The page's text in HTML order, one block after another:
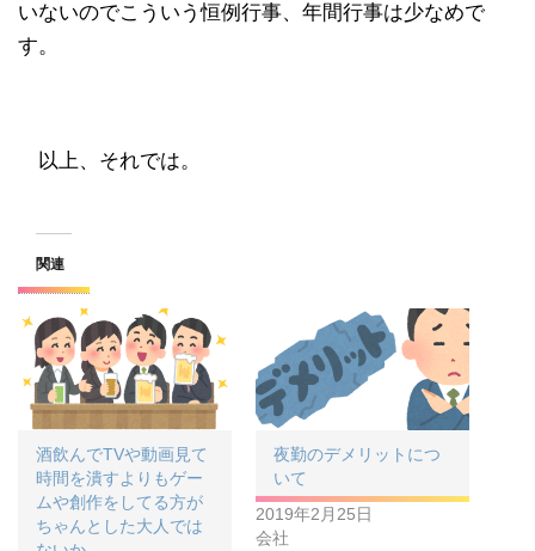
いないのでこういう恒例行事、年間行事は少なめで
す。
以上、それでは。
関連
酒飲んでTVや動画見て
時間を潰すよりもゲー
ムや創作をしてる方が
ちゃんとした大人では
夜勤のデメリットにつ
いて
2019年2月25日
会社